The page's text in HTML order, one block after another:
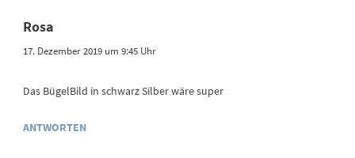
Rosa
17. Dezember 2019 um 9:45 Uhr
Das BügelBild in schwarz Silber wäre super
ANTWORTEN